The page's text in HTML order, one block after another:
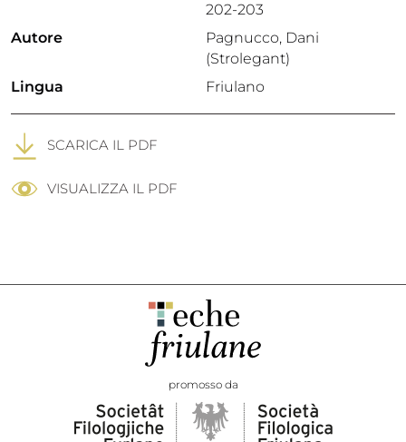
202-203
Autore
Pagnucco, Dani
(Strolegant)
Lingua
Friulano
SCARICA IL PDF
VISUALIZZA IL PDF
promosso da